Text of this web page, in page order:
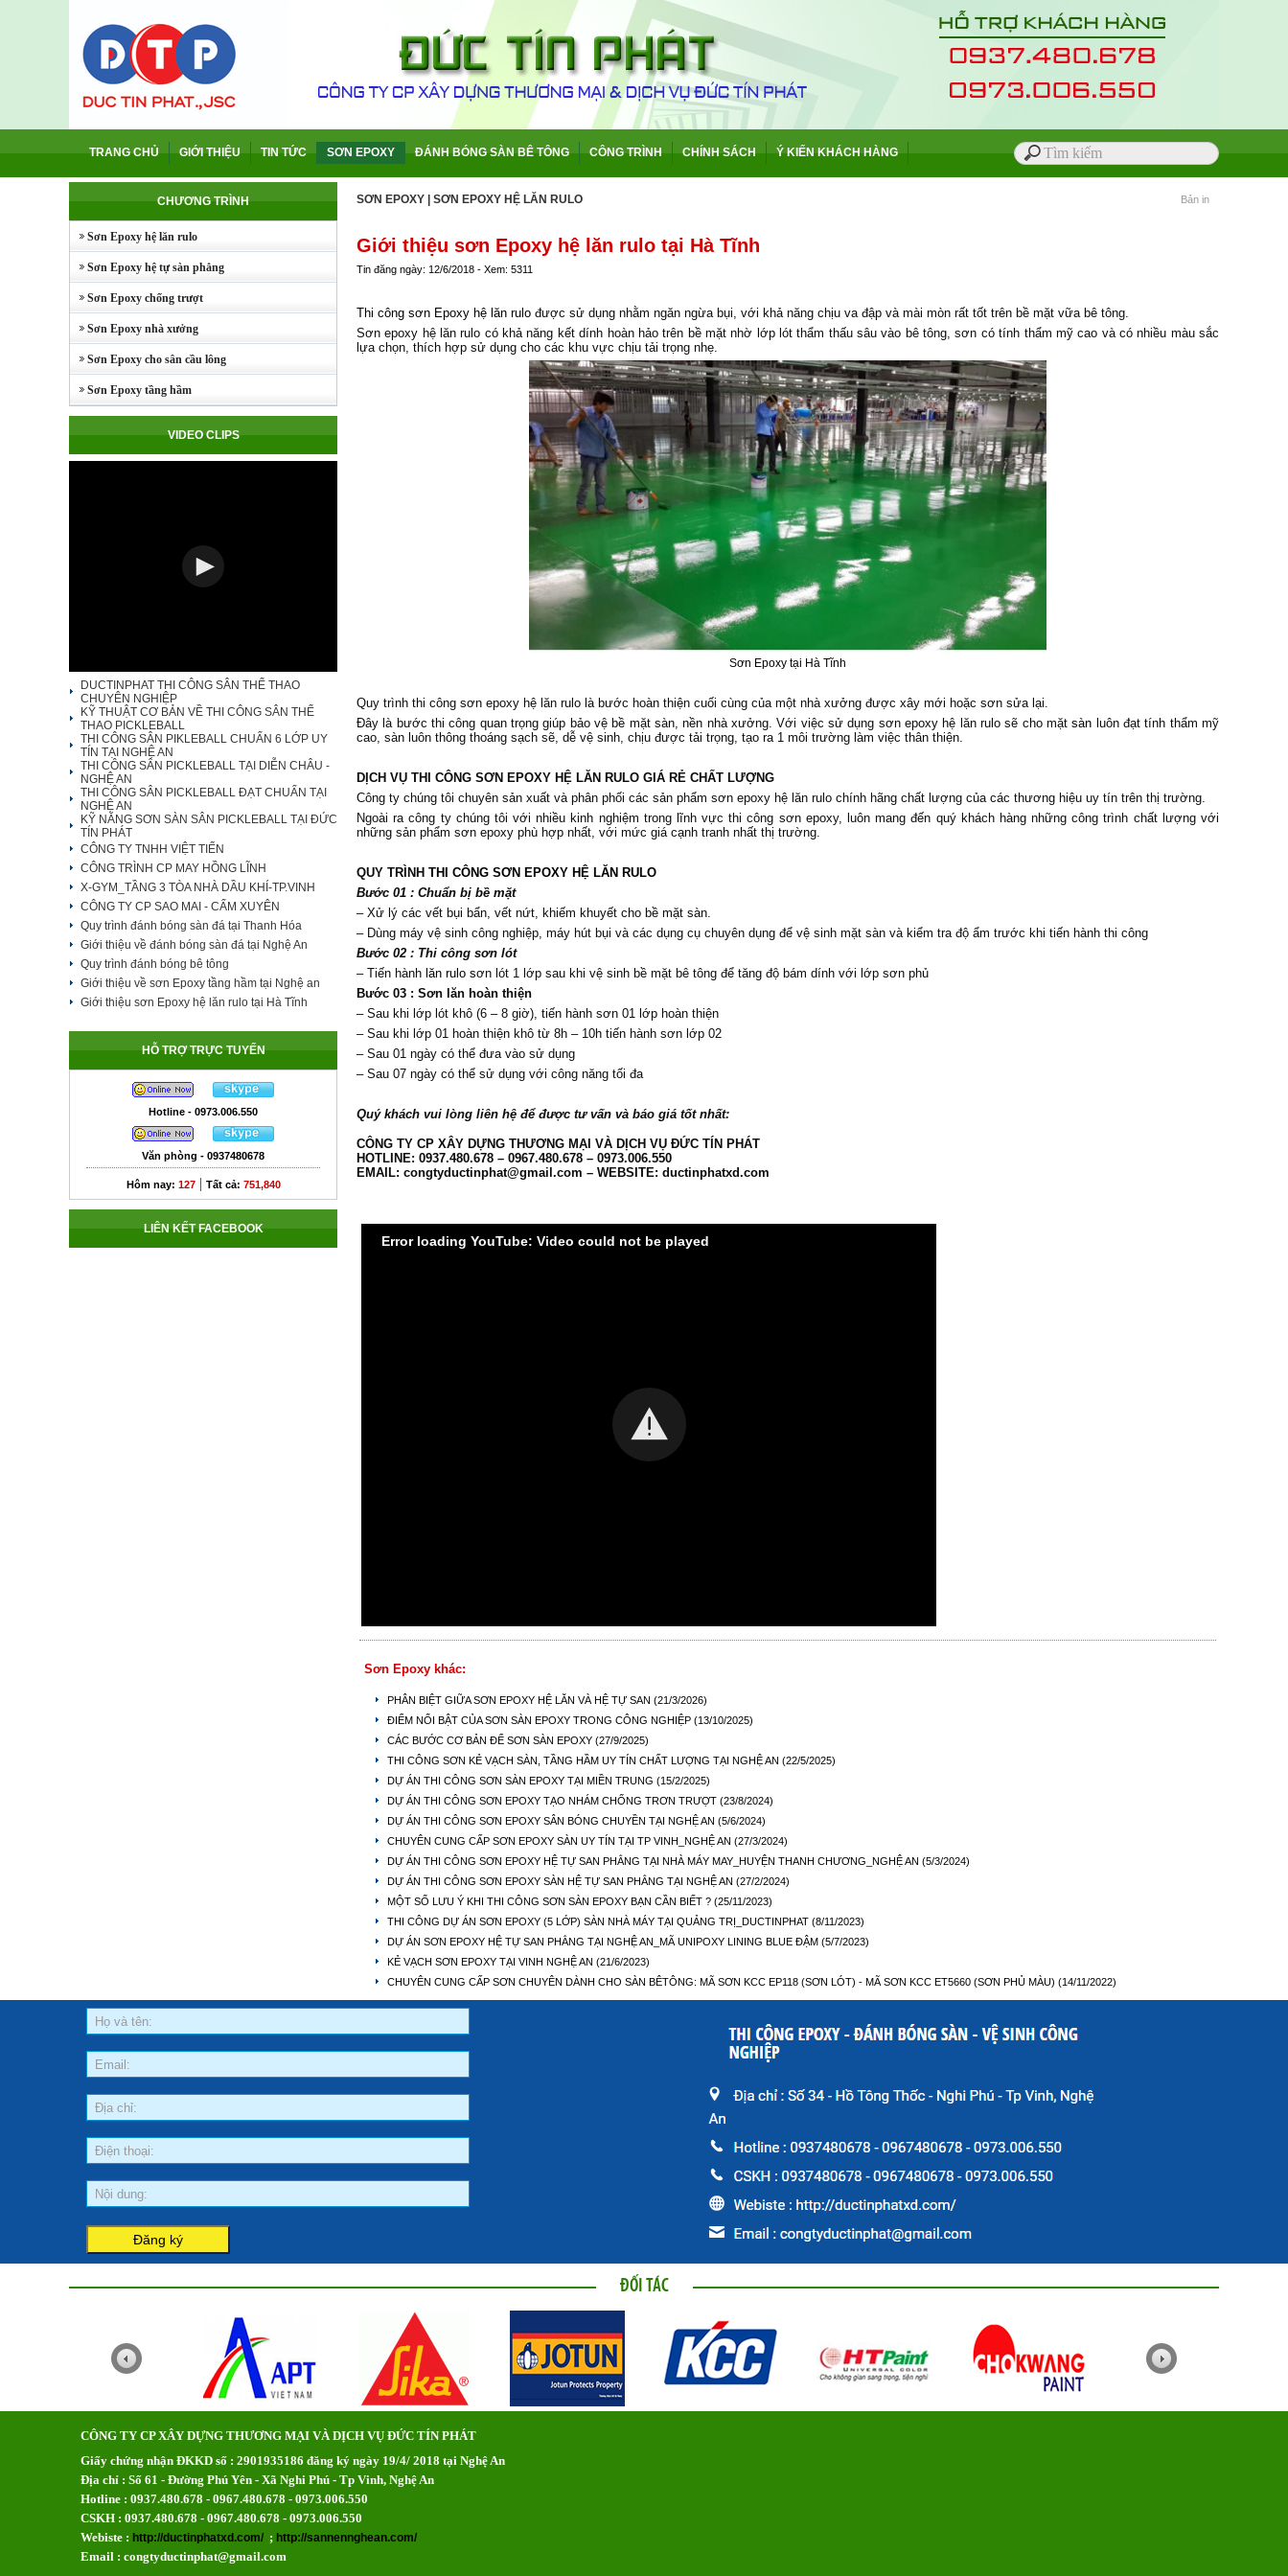
TRANG CHỦ GIỚI THIỆU TIN TỨC SƠN EPOXY ĐÁNH BÓNG SÀN BÊ TÔNG CÔNG TRÌNH CHÍNH SÁCH Ý KIẾN KHÁCH HÀNG
CHƯƠNG TRÌNH
Sơn Epoxy hệ lăn rulo
Sơn Epoxy hệ tự sàn phẳng
Sơn Epoxy chống trượt
Sơn Epoxy nhà xưởng
Sơn Epoxy cho sân cầu lông
Sơn Epoxy tầng hầm
VIDEO CLIPS
DUCTINPHAT THI CÔNG SÂN THỂ THAO
CHUYÊN NGHIỆP
KỸ THUẬT CƠ BẢN VỀ THI CÔNG SÂN THỂ
THAO PICKLEBALL
THI CÔNG SÂN PIKLEBALL CHUẨN 6 LỚP UY
TÍN TẠI NGHỆ AN
THI CÔNG SÂN PICKLEBALL TẠI DIỄN CHÂU -
NGHỆ AN
THI CÔNG SÂN PICKLEBALL ĐẠT CHUẨN TẠI
NGHỆ AN
KỸ NĂNG SƠN SÀN SÂN PICKLEBALL TẠI ĐỨC
TÍN PHÁT
CÔNG TY TNHH VIỆT TIẾN
CÔNG TRÌNH CP MAY HỒNG LĨNH
X-GYM_TẦNG 3 TÒA NHÀ DẦU KHÍ-TP.VINH
CÔNG TY CP SAO MAI - CẨM XUYÊN
Quy trình đánh bóng sàn đá tại Thanh Hóa
Giới thiệu về đánh bóng sàn đá tại Nghệ An
Quy trình đánh bóng bê tông
Giới thiệu về sơn Epoxy tầng hầm tại Nghệ an
Giới thiệu sơn Epoxy hệ lăn rulo tại Hà Tĩnh
HỖ TRỢ TRỰC TUYẾN
Hotline - 0973.006.550
Văn phòng - 0937480678
Hôm nay: 127| Tất cả: 751,840
LIÊN KẾT FACEBOOK
SƠN EPOXY SƠN EPOXY HỆ LĂN RULO Bản in
Giới thiệu sơn Epoxy hệ lăn rulo tại Hà Tĩnh
Tin đăng ngày: 12/6/2018 - Xem: 5311
Thi công sơn Epoxy hệ lăn rulo được sử dụng nhằm ngăn ngừa bụi, với khả năng chịu va đập và mài mòn rất tốt trên bề mặt vữa bê tông.
Sơn epoxy hệ lăn rulo có khả năng kết dính hoàn hảo trên bề mặt nhờ lớp lót thẩm thấu sâu vào bê tông, sơn có tính thẩm mỹ cao và có nhiều màu sắc
lựa chọn, thích hợp sử dụng cho các khu vực chịu tải trọng nhẹ.
Sơn Epoxy tại Hà Tĩnh
Quy trình thi công sơn epoxy hệ lăn rulo là bước hoàn thiện cuối cùng của một nhà xưởng được xây mới hoặc sơn sửa lại.
Đây là bước thi công quan trọng giúp bảo vệ bề mặt sàn, nền nhà xưởng. Với việc sử dụng sơn epoxy hệ lăn rulo sẽ cho mặt sàn luôn đạt tính thẩm mỹ
cao, sàn luôn thông thoáng sạch sẽ, dễ vệ sinh, chịu được tải trọng, tạo ra 1 môi trường làm việc thân thiện.
DỊCH VỤ THI CÔNG SƠN EPOXY HỆ LĂN RULO GIÁ RẺ CHẤT LƯỢNG
Công ty chúng tôi chuyên sản xuất và phân phối các sản phẩm sơn epoxy hệ lăn rulo chính hãng chất lượng của các thương hiệu uy tín trên thị trường.
Ngoài ra công ty chúng tôi với nhiều kinh nghiệm trong lĩnh vực thi công sơn epoxy, luôn mang đến quý khách hàng những công trình chất lượng với
những sản phẩm sơn epoxy phù hợp nhất, với mức giá cạnh tranh nhất thị trường.
QUY TRÌNH THI CÔNG SƠN EPOXY HỆ LĂN RULO
Bước 01 : Chuẩn bị bề mặt
– Xử lý các vết bụi bẩn, vết nứt, khiếm khuyết cho bề mặt sàn.
– Dùng máy vệ sinh công nghiệp, máy hút bụi và các dụng cụ chuyên dụng để vệ sinh mặt sàn và kiểm tra độ ẩm trước khi tiến hành thi công
Bước 02 : Thi công sơn lót
– Tiến hành lăn rulo sơn lót 1 lớp sau khi vệ sinh bề mặt bê tông để tăng độ bám dính với lớp sơn phủ
Bước 03 : Sơn lăn hoàn thiện
– Sau khi lớp lót khô (6 – 8 giờ), tiến hành sơn 01 lớp hoàn thiện
– Sau khi lớp 01 hoàn thiện khô từ 8h – 10h tiến hành sơn lớp 02
– Sau 01 ngày có thể đưa vào sử dụng
– Sau 07 ngày có thể sử dụng với công năng tối đa
Quý khách vui lòng liên hệ để được tư vấn và báo giá tốt nhất:
CÔNG TY CP XÂY DỰNG THƯƠNG MẠI VÀ DỊCH VỤ ĐỨC TÍN PHÁT
HOTLINE: 0937.480.678 – 0967.480.678 – 0973.006.550
EMAIL: congtyductinphat@gmail.com – WEBSITE: ductinphatxd.com
Error loading YouTube: Video could not be played
Sơn Epoxy khác:
PHÂN BIỆT GIỮA SƠN EPOXY HỆ LĂN VÀ HỆ TỰ SAN (21/3/2026)
ĐIỂM NỔI BẬT CỦA SƠN SÀN EPOXY TRONG CÔNG NGHIỆP (13/10/2025)
CÁC BƯỚC CƠ BẢN ĐỂ SƠN SÀN EPOXY (27/9/2025)
THI CÔNG SƠN KẺ VẠCH SÀN, TẦNG HẦM UY TÍN CHẤT LƯỢNG TẠI NGHỆ AN (22/5/2025)
DỰ ÁN THI CÔNG SƠN SÀN EPOXY TẠI MIỀN TRUNG (15/2/2025)
DỰ ÁN THI CÔNG SƠN EPOXY TẠO NHÁM CHỐNG TRƠN TRƯỢT (23/8/2024)
DỰ ÁN THI CÔNG SƠN EPOXY SÂN BÓNG CHUYỀN TẠI NGHỆ AN (5/6/2024)
CHUYÊN CUNG CẤP SƠN EPOXY SÀN UY TÍN TẠI TP VINH_NGHỆ AN (27/3/2024)
DỰ ÁN THI CÔNG SƠN EPOXY HỆ TỰ SAN PHẲNG TẠI NHÀ MÁY MAY_HUYỆN THANH CHƯƠNG_NGHỆ AN (5/3/2024)
DỰ ÁN THI CÔNG SƠN EPOXY SÀN HỆ TỰ SAN PHẲNG TẠI NGHỆ AN (27/2/2024)
MỘT SỐ LƯU Ý KHI THI CÔNG SƠN SÀN EPOXY BẠN CẦN BIẾT ? (25/11/2023)
THI CÔNG DỰ ÁN SƠN EPOXY (5 LỚP) SÀN NHÀ MÁY TẠI QUẢNG TRỊ_DUCTINPHAT (8/11/2023)
DỰ ÁN SƠN EPOXY HỆ TỰ SAN PHẲNG TẠI NGHỆ AN_MÃ UNIPOXY LINING BLUE ĐẬM (5/7/2023)
KẺ VẠCH SƠN EPOXY TẠI VINH NGHỆ AN (21/6/2023)
CHUYÊN CUNG CẤP SƠN CHUYÊN DÀNH CHO SÀN BÊTÔNG: MÃ SƠN KCC EP118 (SƠN LÓT) - MÃ SƠN KCC ET5660 (SƠN PHỦ MÀU) (14/11/2022)
ĐỐI TÁC
CÔNG TY CP XÂY DỰNG THƯƠNG MẠI VÀ DỊCH VỤ ĐỨC TÍN PHÁT
Giấy chứng nhận ĐKKD số : 2901935186 đăng ký ngày 19/4/ 2018 tại Nghệ An
Địa chỉ : Số 61 - Đường Phú Yên - Xã Nghi Phú - Tp Vinh, Nghệ An
Hotline : 0937.480.678 - 0967.480.678 - 0973.006.550
CSKH : 0937.480.678 - 0967.480.678 - 0973.006.550
Webiste : http://ductinphatxd.com/ ; http://sannennghean.com/
Email : congtyductinphat@gmail.com